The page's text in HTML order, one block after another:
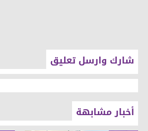
شارك وارسل تعليق
أخبار مشابهة